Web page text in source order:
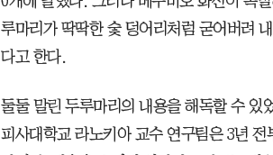
루마리가 딱딱한 숯 덩어리처럼 굳어버려
다고 한다.
둘둘 말린 두루마리의 내용을 해독할 수
피사대학교 라노키아 교수 연구팀은 3년